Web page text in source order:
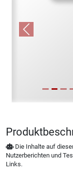
Previous
Die Inhalte auf
Nutzerberichten und
Links.